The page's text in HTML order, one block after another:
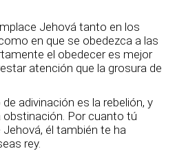
Jehová tanto en los
en que se obedezca a las
el obedecer es mejor
atención que la grosura de
adivinación es la rebelión, y
Por cuanto tú
él también te ha
rey.